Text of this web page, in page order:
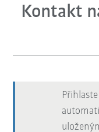
Kontakt